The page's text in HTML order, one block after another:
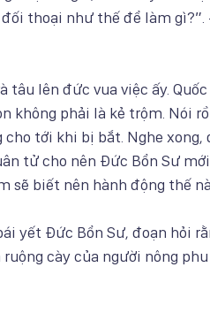
thoại như thế để làm gì?”.
tâu lên đức vua việc ấy.
không phải là kẻ trộm. Nói
tới khi bị bắt. Nghe xong,
tử cho nên Đức Bổn Sư
sẽ biết nên hành động thế
yết Đức Bổn Sư, đoạn hỏi
cày của người nông